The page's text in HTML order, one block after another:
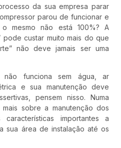
da sua empresa parar
parou de funcionar e
mesmo não está 100%? A
pode custar muito mais do que
não deve jamais ser uma
não funciona sem água, ar
e sua manutenção deve
pensem nisso. Numa
mais sobre a manutenção dos
importantes a
sua área de instalação até os